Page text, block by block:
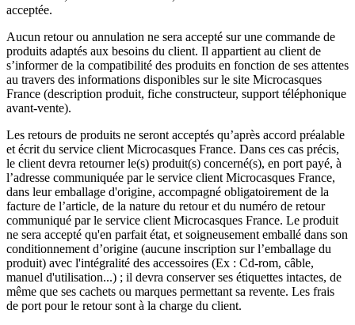
acceptée.
Aucun retour ou annulation ne sera accepté sur une commande de
produits adaptés aux besoins du client. Il appartient au client de
s’informer de la compatibilité des produits en fonction de ses attentes
au travers des informations disponibles sur le site Microcasques
France (description produit, fiche constructeur, support téléphonique
avant-vente).
Les retours de produits ne seront acceptés qu’après accord préalable
et écrit du service client Microcasques France. Dans ces cas précis,
le client devra retourner le(s) produit(s) concerné(s), en port payé, à
l’adresse communiquée par le service client Microcasques France,
dans leur emballage d'origine, accompagné obligatoirement de la
facture de l’article, de la nature du retour et du numéro de retour
communiqué par le service client Microcasques France. Le produit
ne sera accepté qu'en parfait état, et soigneusement emballé dans son
conditionnement d’origine (aucune inscription sur l’emballage du
produit) avec l'intégralité des accessoires (Ex : Cd-rom, câble,
manuel d'utilisation...) ; il devra conserver ses étiquettes intactes, de
même que ses cachets ou marques permettant sa revente. Les frais
de port pour le retour sont à la charge du client.